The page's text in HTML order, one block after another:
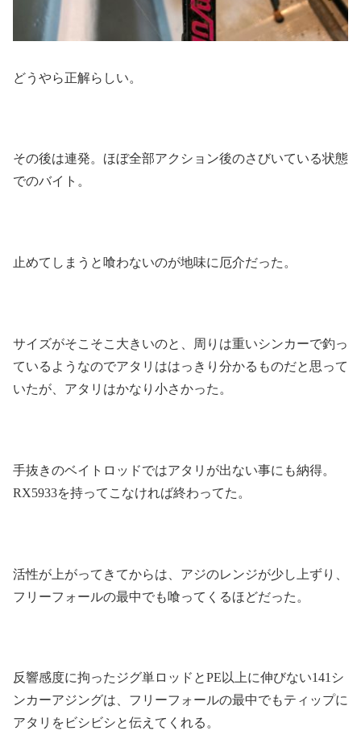
どうやら正解らしい。
その後は連発。ほぼ全部アクション後のさびいている状態
でのバイト。
止めてしまうと喰わないのが地味に厄介だった。
サイズがそこそこ大きいのと、周りは重いシンカーで釣っ
ているようなのでアタリははっきり分かるものだと思って
いたが、アタリはかなり小さかった。
手抜きのベイトロッドではアタリが出ない事にも納得。
RX5933を持ってこなければ終わってた。
活性が上がってきてからは、アジのレンジが少し上ずり、
フリーフォールの最中でも喰ってくるほどだった。
反響感度に拘ったジグ単ロッドとPE以上に伸びない141シ
ンカーアジングは、フリーフォールの最中でもティップに
アタリをビシビシと伝えてくれる。